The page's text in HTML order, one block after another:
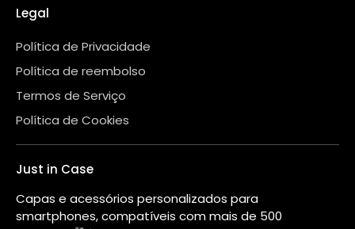
Legal
Política de Privacidade
Política de reembolso
Termos de Serviço
Política de Cookies
Just in Case
Capas e acessórios personalizados para
smartphones, compatíveis com mais de 500